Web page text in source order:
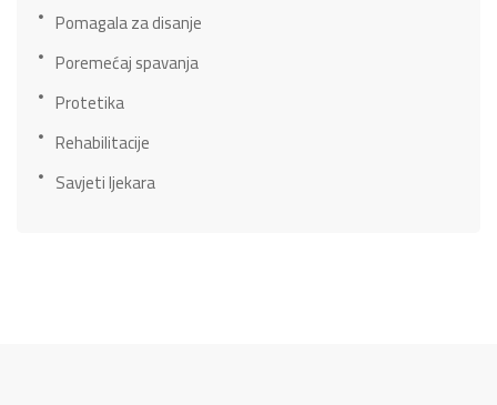
Pomagala za disanje
Poremećaj spavanja
Protetika
Rehabilitacije
Savjeti ljekara